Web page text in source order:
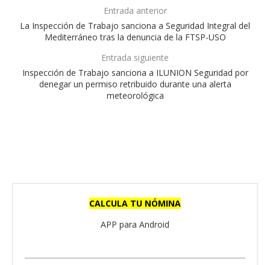
Entrada anterior
La Inspección de Trabajo sanciona a Seguridad Integral del
Mediterráneo tras la denuncia de la FTSP-USO
Entrada siguiente
Inspección de Trabajo sanciona a ILUNION Seguridad por
denegar un permiso retribuido durante una alerta
meteorológica
CALCULA TU NÓMINA
APP para Android